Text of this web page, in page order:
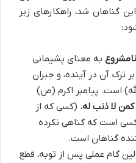
گناهان شد، راهکارهای زیر
به معنای پشیمانی
ترک آن در آینده، و جبران
است. پیامبر اکرم (ص)
لا ذنب له. (کسی که از
کسی است که گناهی نکرده
گناهان است.
گام عملی پس از توبه، قطع